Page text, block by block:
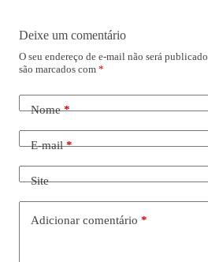
Deixe um comentário
O seu endereço de e-mail não será publicado.
são marcados com *
Nome*
E-mail*
Site
Adicionar comentário *